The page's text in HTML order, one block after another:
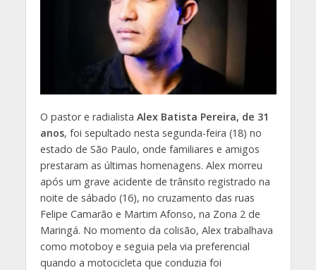
O pastor e radialista Alex Batista Pereira, de 31
anos, foi sepultado nesta segunda-feira (18) no
estado de São Paulo, onde familiares e amigos
prestaram as últimas homenagens. Alex morreu
após um grave acidente de trânsito registrado na
noite de sábado (16), no cruzamento das ruas
Felipe Camarão e Martim Afonso, na Zona 2 de
Maringá. No momento da colisão, Alex trabalhava
como motoboy e seguia pela via preferencial
quando a motocicleta que conduzia foi